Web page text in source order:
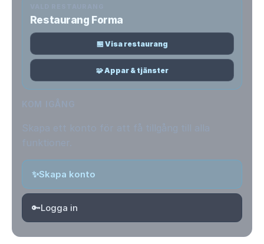
Restaurang Forma
🏪 Visa restaurang
🧩 Appar & tjänster
✨Skapa konto
🔑Logga in